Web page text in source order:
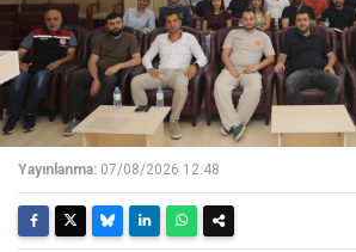
Yayınlanma: 07/08/2026 12:48